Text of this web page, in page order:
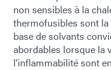
non sensibles à la
thermofusibles sont
base de solvants
abordables lorsque la
l'inflammabilité sont